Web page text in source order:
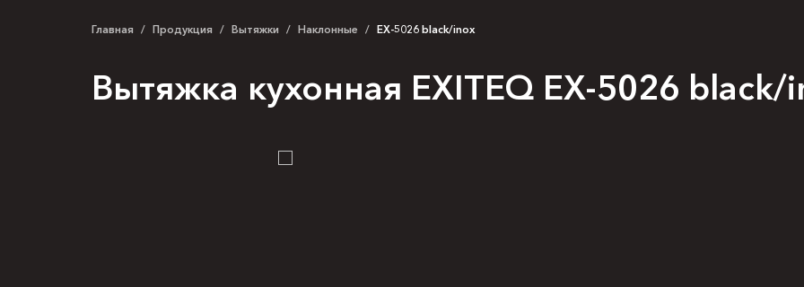
Главная / Продукция / Вытяжки / Наклонные / EX-5026 black/inox
Вытяжка кухонная EXITEQ EX-5026 black/